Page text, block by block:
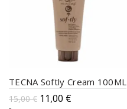
TECNA Softly Cream 100ML
15,00€ 11,00 €